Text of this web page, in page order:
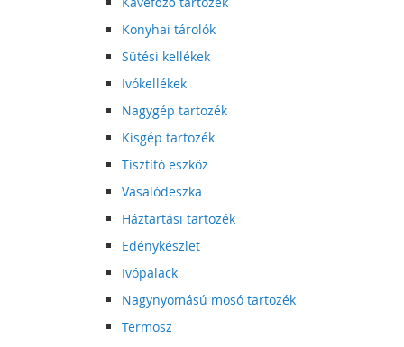
Konyhai tárolók
Sütési kellékek
Ivókellékek
Nagygép tartozék
Kisgép tartozék
Tisztító eszköz
Vasalódeszka
Háztartási tartozék
Edénykészlet
Ivópalack
Nagynyomású mosó tartozék
Termosz